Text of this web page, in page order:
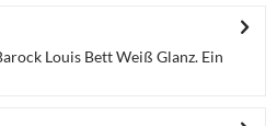
Louis Bett Weiß Glanz. Ein